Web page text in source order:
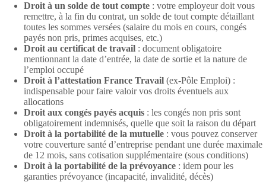
Droit à un solde de tout compte : votre employeur doit vous
remettre, à la fin du contrat, un solde de tout compte détaillant
toutes les sommes versées (salaire du mois en cours, congés
payés non pris, primes acquises, etc.)
Droit au certificat de travail : document obligatoire
mentionnant la date d’entrée, la date de sortie et la nature de
l’emploi occupé
Droit à l’attestation France Travail (ex-Pôle Emploi) :
indispensable pour faire valoir vos droits éventuels aux
allocations
Droit aux congés payés acquis : les congés non pris sont
obligatoirement indemnisés, quelle que soit la raison du départ
Droit à la portabilité de la mutuelle : vous pouvez conserver
votre couverture santé d’entreprise pendant une durée maximale
de 12 mois, sans cotisation supplémentaire (sous conditions)
Droit à la portabilité de la prévoyance : idem pour les
garanties prévoyance (incapacité, invalidité, décès)